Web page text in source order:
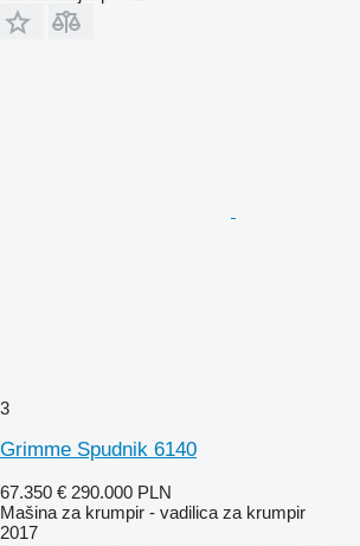
3
Grimme Spudnik 6140
67.350 € 290.000 PLN
Mašina za krumpir - vadilica za krumpir
2017